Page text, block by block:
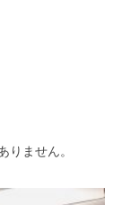
りません。